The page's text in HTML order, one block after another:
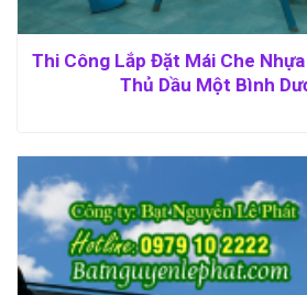
Thi Công Lắp Đặt Mái Che
Thủ Dầu Một Bình